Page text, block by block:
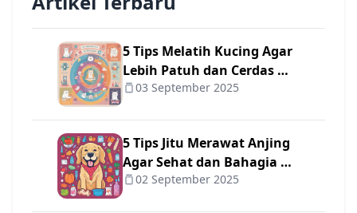
5 Tips Melatih Kucing Agar
Lebih Patuh dan Cerdas 🐾
✨03 September 2025
5 Tips Jitu Merawat Anjing
Agar Sehat dan Bahagia 🐾
❤️02 September 2025